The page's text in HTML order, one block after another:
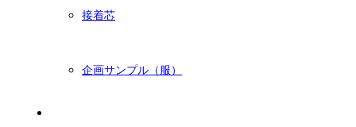
接着芯
企画サンプル（服）